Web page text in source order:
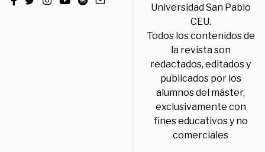
Universidad San Pablo
CEU.
Todos los contenidos de
la revista son
redactados, editados y
publicados por los
alumnos del máster,
exclusivamente con
fines educativos y no
comerciales